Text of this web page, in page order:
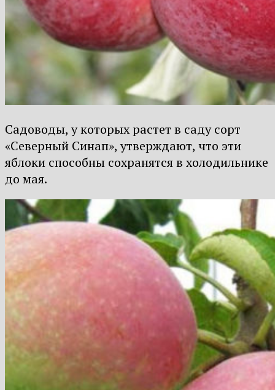
Садоводы, у которых растет в саду сорт
«Северный Синап», утверждают, что эти
яблоки способны сохранятся в холодильнике
до мая.